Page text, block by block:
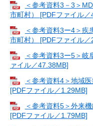
＜参考資料3－3＞
市町村） [PDFファイル／
＜参考資料3ー4＞疾
市町村） [PDFファイル／
＜参考資料3ー5＞岐
ァイル／47.38MB]
＜参考資料4＞地域
[PDFファイル／1.29MB]
＜参考資料5＞外来
[PDFファイル／1.79MB]